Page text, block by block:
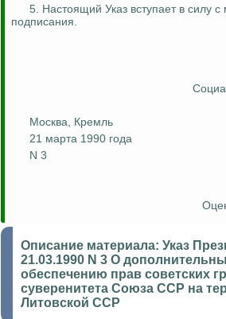
5. Настоящий Указ вступает в силу с
подписания.
Москва, Кремль
21 марта 1990 года
N 3
Описание материала: Указ
21.03.1990 N 3 О
обеспечению прав советских
суверенитета Союза ССР на
Литовской ССР